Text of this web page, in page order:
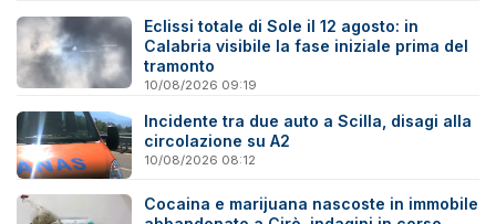
Eclissi totale di Sole il 12 agosto: in
Calabria visibile la fase iniziale prima del
tramonto
10/08/2026 09:19
Incidente tra due auto a Scilla, disagi alla
circolazione su A2
10/08/2026 08:12
Cocaina e marijuana nascoste in immobile